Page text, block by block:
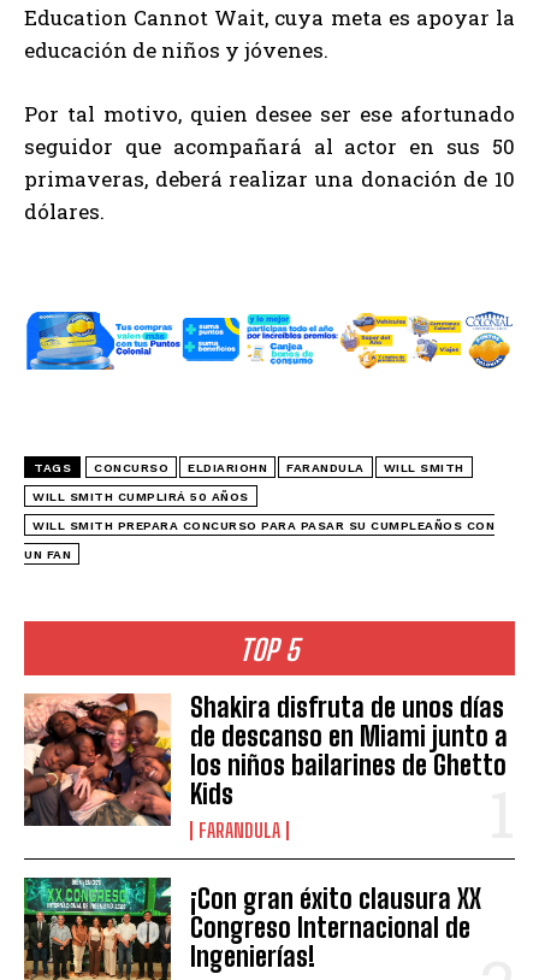
TOP 5
Shakira disfruta de unos días
de descanso en Miami junto a
los niños bailarines de Ghetto
Kids
FARANDULA
¡Con gran éxito clausura XX
Congreso Internacional de
Ingenierías!
Education Cannot Wait, cuya meta es apoyar la
educación de niños y jóvenes.
Por tal motivo, quien desee ser ese afortunado
seguidor que acompañará al actor en sus 50
primaveras, deberá realizar una donación de 10
dólares.
TAGS CONCURSO ELDIARIOHN FARANDULA WILL SMITH
WILL SMITH CUMPLIRÁ 50 AÑOS
WILL SMITH PREPARA CONCURSO PARA PASAR SU CUMPLEAÑOS CON
UN FAN